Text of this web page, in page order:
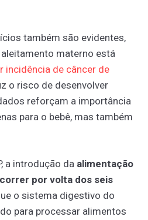
também são evidentes,
materno está
incidência de câncer de
o risco de desenvolver
reforçam a importância
para o bebê, mas também
a introdução da alimentação
por volta dos seis
o sistema digestivo do
para processar alimentos